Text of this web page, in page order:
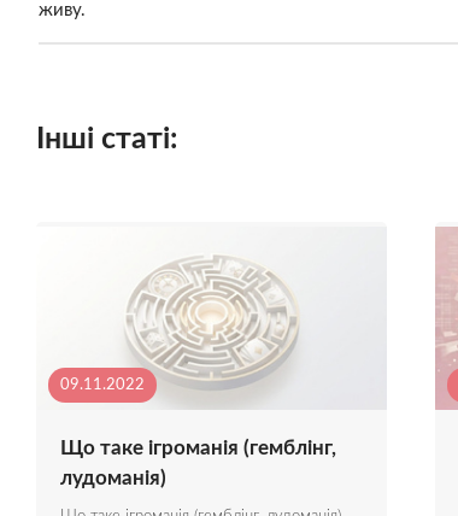
живу.
Інші статі:
09.11.2022
Що таке ігроманія (гемблінг,
лудоманія)